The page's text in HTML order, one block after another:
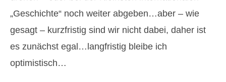
„Geschichte“ noch weiter abgeben…aber – wie
gesagt – kurzfristig sind wir nicht dabei, daher ist
es zunächst egal…langfristig bleibe ich
optimistisch…